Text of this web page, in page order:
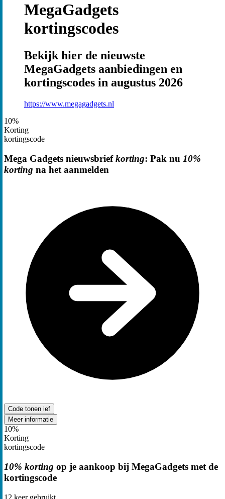
MegaGadgets
kortingscodes
Bekijk hier de nieuwste
MegaGadgets aanbiedingen en
kortingscodes in augustus 2026
https://www.megagadgets.nl
10%
Korting
kortingscode
Mega Gadgets nieuwsbriefkorting: Pak nu 10%
korting na het aanmelden
Code tonen ief
Meer informatie
10%
Korting
kortingscode
10% korting op je aankoop bij MegaGadgets met de
kortingscode
12 keer gebruikt